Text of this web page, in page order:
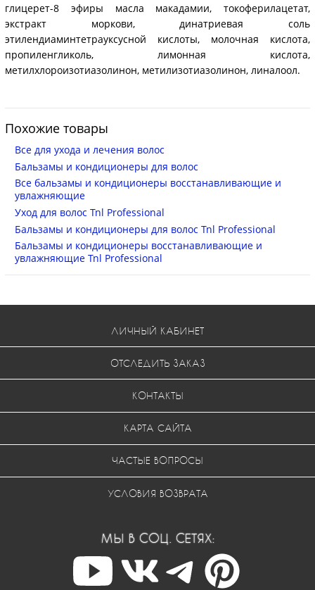
глицерет-8 эфиры масла макадамии, токоферилацетат,
экстракт моркови, динатриевая соль
этилендиаминтетрауксусной кислоты, молочная кислота,
пропиленгликоль, лимонная кислота,
метилхлороизотиазолинон, метилизотиазолинон, линалоол.
Похожие товары
Все для ухода и лечения волос
Бальзамы и кондиционеры для волос
Все бальзамы и кондиционеры восстанавливающие и
увлажняющие
Уход для волос Tnl Professional
Бальзамы и кондиционеры для волос Tnl Professional
Бальзамы и кондиционеры восстанавливающие и
увлажняющие Tnl Professional
ЛИЧНЫЙ КАБИНЕТ
ОТСЛЕДИТЬ ЗАКАЗ
КОНТАКТЫ
КАРТА САЙТА
ЧАСТЫЕ ВОПРОСЫ
УСЛОВИЯ ВОЗВРАТА
МЫ В СОЦ. СЕТЯХ: